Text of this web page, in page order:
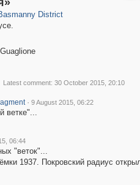
District
Latest comment: 30 October 2015, 20:10
· 9 August 2015, 06:22
ветке"...
06:44
"веток"...
1937. Покровский радиус